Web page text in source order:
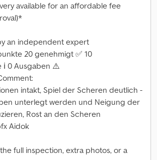
available for an affordable fee
an independent expert
20 genehmigt ✅ 10
ℹ️ 0 Ausgaben ⚠️
intakt, Spiel der Scheren deutlich -
unterlegt werden und Neigung der
Rost an den Scheren
Aidok
full inspection, extra photos, or a